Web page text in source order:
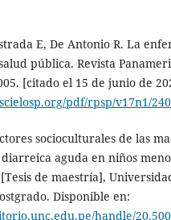
E, De Antonio R. La
pública. Revista
[citado el 15 de junio de
pdf/rpsp/v17n1/
socioculturales de las
aguda en niños
de maestría],
Disponible en:
handle/